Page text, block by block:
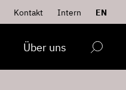
Kontakt Intern EN
Über uns